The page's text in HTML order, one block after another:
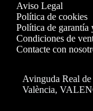
Aviso Legal
Política de cookies
Política de garantía
Condiciones de
Contacte con
Avinguda Real
València,